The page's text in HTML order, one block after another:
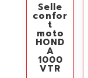
Selle
confor
t
moto
HOND
A
1000
VTR